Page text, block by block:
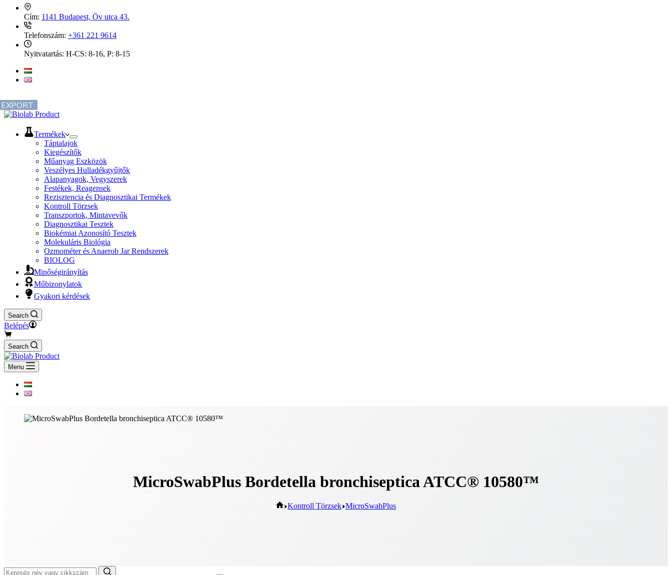
Cím: 1141 Budapest, Öv utca 43.
Telefonszám: +361 221 9614
Nyitvatartás: H-CS: 8-16, P: 8-15
EXPORT
Termékek
Táptalajok
Kiegészítők
Műanyag Eszközök
Veszélyes Hulladékgyűjtők
Alapanyagok, Vegyszerek
Festékek, Reagensek
Rezisztencia és Diagnosztikai Termékek
Kontroll Törzsek
Transzportok, Mintavevők
Diagnosztikai Tesztek
Biokémiai Azonosító Tesztek
Molekuláris Biológia
Ozmométer és Anaerob Jar Rendszerek
BIOLOG
Minőségirányítás
Műbizonylatok
Gyakori kérdések
Search
Belépés
Search
Menu
MicroSwabPlus Bordetella bronchiseptica ATCC® 10580™
Kontroll Törzsek MicroSwabPlus